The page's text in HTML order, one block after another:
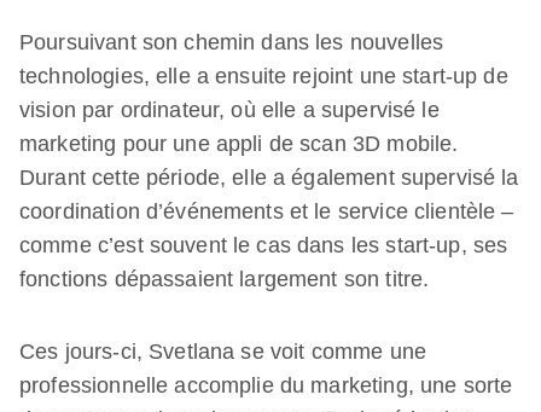
Poursuivant son chemin dans les nouvelles
technologies, elle a ensuite rejoint une start-up de
vision par ordinateur, où elle a supervisé le
marketing pour une appli de scan 3D mobile.
Durant cette période, elle a également supervisé la
coordination d’événements et le service clientèle –
comme c’est souvent le cas dans les start-up, ses
fonctions dépassaient largement son titre.
Ces jours-ci, Svetlana se voit comme une
professionnelle accomplie du marketing, une sorte